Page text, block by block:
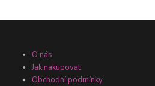
O nás
Jak nakupovat
Obchodní podmínky